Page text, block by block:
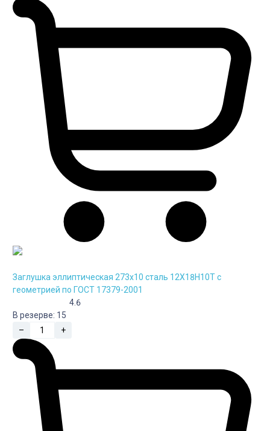
Заглушка эллиптическая 273х10 сталь 12Х18Н10Т с
геометрией по ГОСТ 17379-2001
4.6
В резерве: 15
–
+